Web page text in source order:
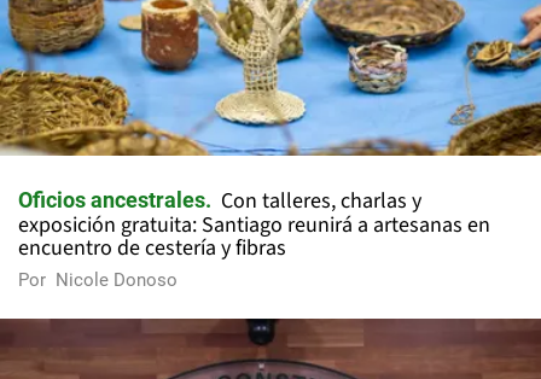
Oficios ancestrales
Con talleres, charlas y
exposición gratuita: Santiago reunirá a artesanas en
encuentro de cestería y fibras
Por Nicole Donoso